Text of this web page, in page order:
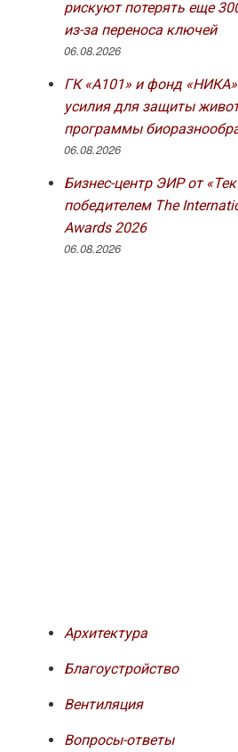
рискуют потерять еще
из-за переноса ключей
06.08.2026
ГК «А101» и фонд
усилия для защиты
программы
06.08.2026
Бизнес-центр ЭИР от
победителем The
Awards 2026
06.08.2026
Архитектура
Благоустройство
Вентиляция
Вопросы-ответы